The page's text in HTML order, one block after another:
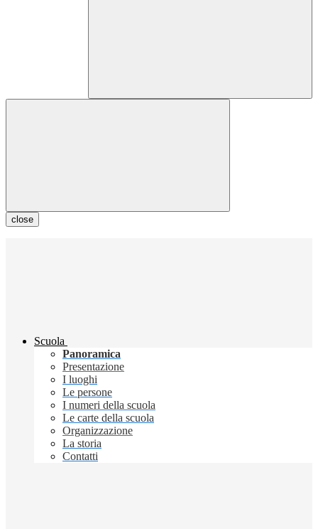
close
Scuola
Panoramica
Presentazione
I luoghi
Le persone
I numeri della scuola
Le carte della scuola
Organizzazione
La storia
Contatti